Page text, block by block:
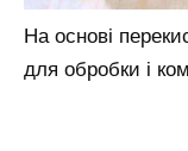
На основі
для обробки і